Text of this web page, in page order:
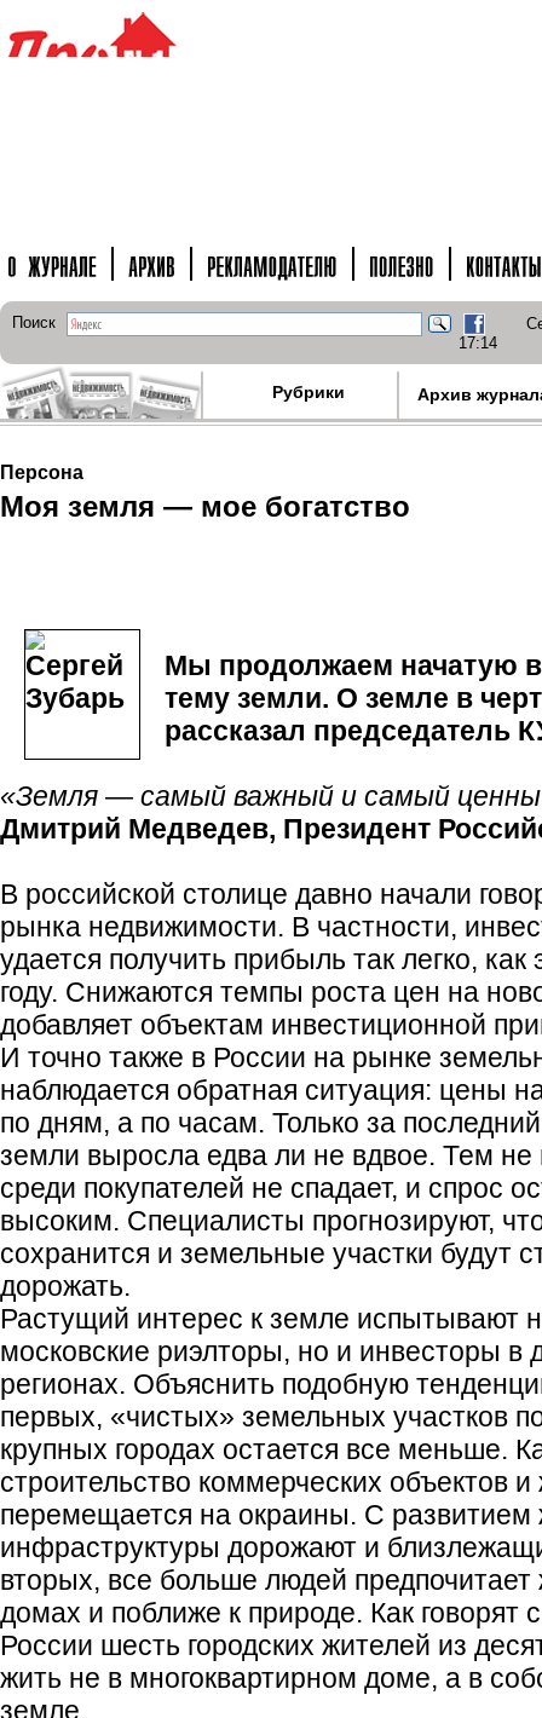
Поиск
17:14
Рубрики Архив
Персона
Моя земля — мое богатство
Мы продолжаем начатую
тему земли. О земле в
рассказал председатель
«Земля — самый важный и самый
Дмитрий Медведев, Президент
В российской столице давно начали
рынка недвижимости. В частности,
удается получить прибыль так легко,
году. Снижаются темпы роста цен на
добавляет объектам инвестиционной
И точно также в России на рынке
наблюдается обратная ситуация: цены
по дням, а по часам. Только за
земли выросла едва ли не вдвое. Тем
среди покупателей не спадает, и спрос
высоким. Специалисты прогнозируют,
сохранится и земельные участки будут
дорожать.
Растущий интерес к земле испытывают
московские риэлторы, но и инвесторы в
регионах. Объяснить подобную
первых, «чистых» земельных участков
крупных городах остается все меньше.
строительство коммерческих объектов и
перемещается на окраины. С развитием
инфраструктуры дорожают и
вторых, все больше людей предпочитает
домах и поближе к природе. Как говорят
России шесть городских жителей из
жить не в многоквартирном доме, а в
земле.